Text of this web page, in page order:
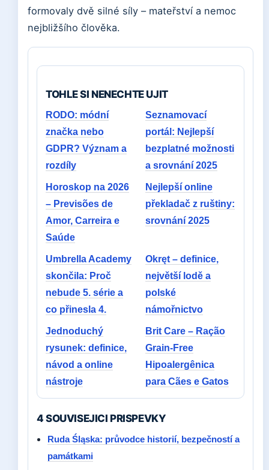
formovaly dvě silné síly – mateřství a nemoc
nejbližšího člověka.
TOHLE SI NENECHTE UJIT
RODO: módní
značka nebo
GDPR? Význam a
rozdíly
Seznamovací
portál: Nejlepší
bezplatné možnosti
a srovnání 2025
Horoskop na 2026
– Previsões de
Amor, Carreira e
Saúde
Nejlepší online
překladač z ruštiny:
srovnání 2025
Umbrella Academy
skončila: Proč
nebude 5. série a
co přinesla 4.
Okręt – definice,
největší lodě a
polské
námořnictvo
Jednoduchý
rysunek: definice,
návod a online
nástroje
Brit Care – Ração
Grain-Free
Hipoalergênica
para Cães e Gatos
4 SOUVISEJICI PRISPEVKY
Ruda Śląska: průvodce historií, bezpečností a
památkami